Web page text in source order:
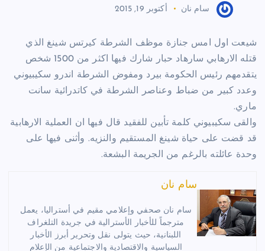
سام نان أكتوبر 19, 2015
شيعت اول امس جنازة موظف الشرطة كيرتس شينغ الذي
قتله الارهابي سارهاد حبار شارك فيها اكثر من 1500 شخص
يتقدمهم رئيس الحكومة بيرد ومفوض الشرطة اندرو سكيبيوني
وعدد كبير من ضباط وعناصر الشرطة في كاتدرائية سانت
ماري.
والقى سكيبيوني كلمة تأبين للفقيد قال فيها ان العملية الارهابية
قد قضت على حياة شينغ المستقيم والنزيه. وأثنى فيها على
وحدة عائلته بالرغم من الجريمة البشعة.
سام نان
سام نان صحفي وإعلامي مقيم في أستراليا، يعمل
مترجماً للأخبار الأسترالية في جريدة التلغراف
اللبنانية، حيث يتولى نقل وتحرير أبرز الأخبار
السياسية والاقتصادية والاجتماعية من الإعلام